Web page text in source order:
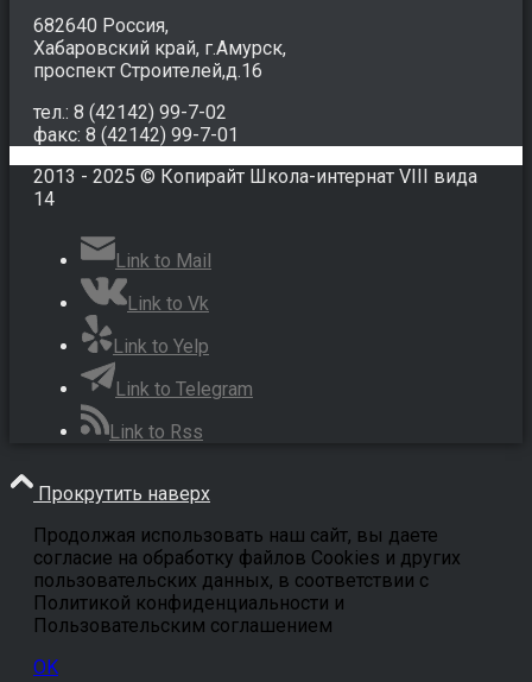
682640 Россия,
Хабаровский край, г.Амурск,
проспект Строителей,д.16
тел.: 8 (42142) 99-7-02
факс: 8 (42142) 99-7-01
2013 - 2025 © Копирайт Школа-интернат VIII вида
14
Link to Mail
Link to Vk
Link to Yelp
Link to Telegram
Link to Rss
Прокрутить наверх
Продолжая использовать наш сайт, вы даете
согласие на обработку файлов Cookies и других
пользовательских данных, в соответствии с
Политикой конфиденциальности и
Пользовательским соглашением
OK